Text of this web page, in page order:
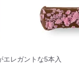
エレガントな5本入